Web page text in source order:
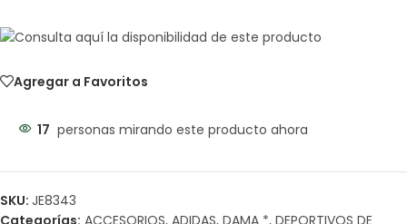
Agregar a Favoritos
17 personas mirando este producto ahora
SKU: JE8343